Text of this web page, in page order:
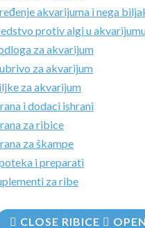
akvarijuma i nega
protiv algi u
za akvarijum
za akvarijum
za akvarijum
i dodaci ishrani
za ribice
za škampe
i preparati
za ribe
CLOSE RIBICE